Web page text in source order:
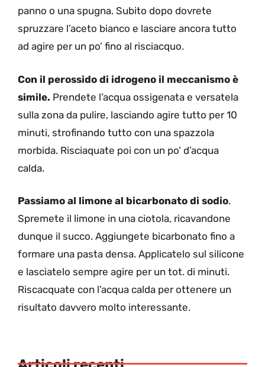
panno o una spugna. Subito dopo dovrete
spruzzare l’aceto bianco e lasciare ancora tutto
ad agire per un po’ fino al risciacquo.
Con il perossido di idrogeno il meccanismo è
simile. Prendete l’acqua ossigenata e versatela
sulla zona da pulire, lasciando agire tutto per 10
minuti, strofinando tutto con una spazzola
morbida. Risciaquate poi con un po’ d’acqua
calda.
Passiamo al limone al bicarbonato di sodio.
Spremete il limone in una ciotola, ricavandone
dunque il succo. Aggiungete bicarbonato fino a
formare una pasta densa. Applicatelo sul silicone
e lasciatelo sempre agire per un tot. di minuti.
Riscacquate con l’acqua calda per ottenere un
risultato davvero molto interessante.